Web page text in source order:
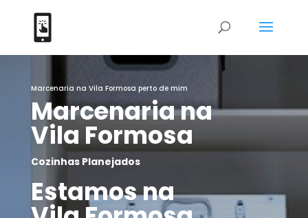
Marcenaria na Vila Formosa perto de mim
Marcenaria na
Vila Formosa
Cozinhas Planejados
Estamos na